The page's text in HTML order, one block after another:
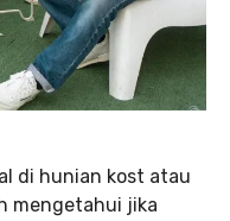
di hunian kost atau
mengetahui jika